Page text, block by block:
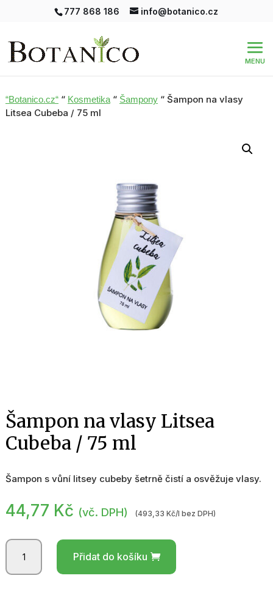
777 868 186 info@botanico.cz
“Botanico.cz““ Kosmetika“ Šampony“ Šampon na vlasy
Litsea Cubeba / 75 ml
Šampon na vlasy Litsea
Cubeba / 75 ml
Šampon s vůní litsey cubeby šetrně čistí a osvěžuje vlasy.
44,77 Kč (vč. DPH) (493,33 Kč/l bez DPH)
Šampon
vlasy
Přidat do košíku